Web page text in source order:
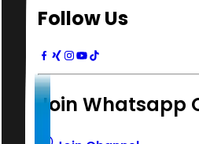
Follow Us
Join Whatsapp